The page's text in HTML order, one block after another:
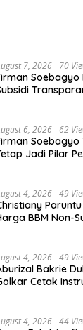
7, 2026 70
Soebagyo
6, 2026 62
Soebagyo
Jadi Pilar
4, 2026 49
BBM Non-
4, 2026 49
Bakrie
Cetak
4, 2026 44